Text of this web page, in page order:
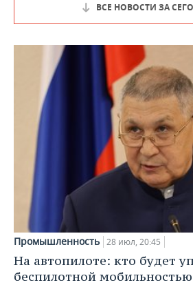
ВСЕ НОВОСТИ ЗА
Промышленность 28 июл, 20:45
На автопилоте: кто будет
беспилотной мобильностью